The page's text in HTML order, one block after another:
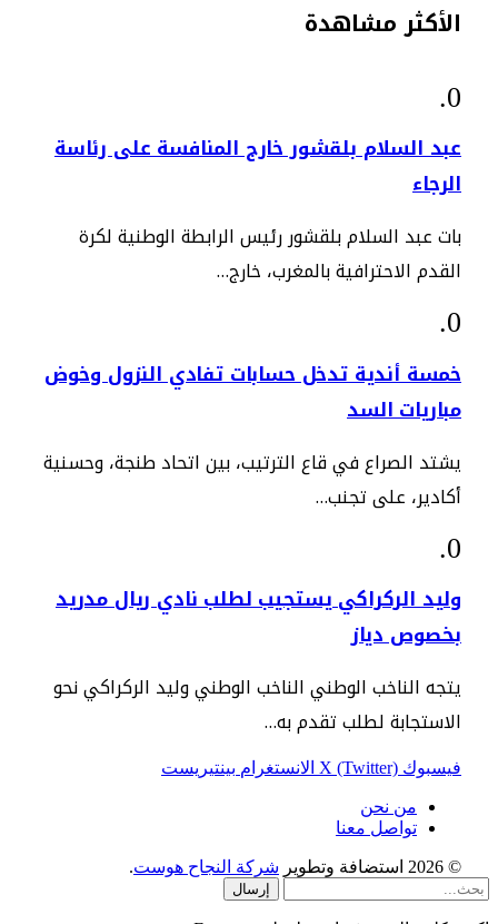
الأكثر مشاهدة
عبد السلام بلقشور خارج المنافسة على رئاسة
الرجاء
بات عبد السلام بلقشور رئيس الرابطة الوطنية لكرة
القدم الاحترافية بالمغرب، خارج…
خمسة أندية تدخل حسابات تفادي النزول وخوض
مباريات السد
يشتد الصراع في قاع الترتيب، بين اتحاد طنجة، وحسنية
أكادير، على تجنب…
وليد الركراكي يستجيب لطلب نادي ريال مدريد
بخصوص دياز
يتجه الناخب الوطني الناخب الوطني وليد الركراكي نحو
الاستجابة لطلب تقدم به…
فيسبوك X (Twitter) الانستغرام بينتيريست
من نحن
تواصل معنا
© 2026 استضافة وتطوير شركة النجاح هوست.
إرسال